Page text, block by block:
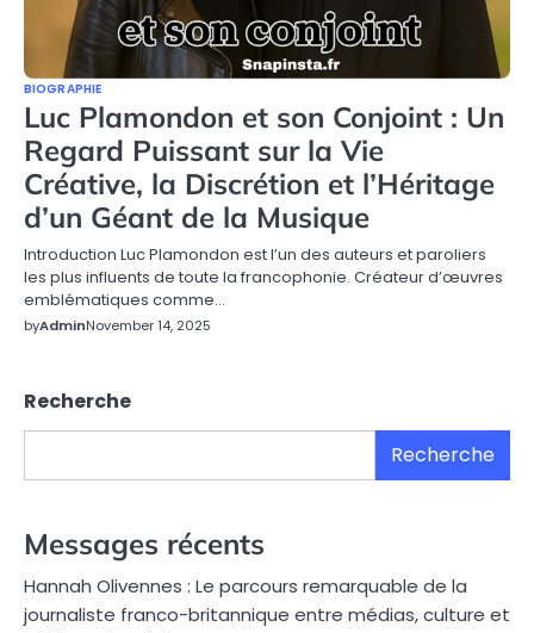
BIOGRAPHIE
Luc Plamondon et son Conjoint : Un
Regard Puissant sur la Vie
Créative, la Discrétion et l’Héritage
d’un Géant de la Musique
Introduction Luc Plamondon est l’un des auteurs et paroliers
les plus influents de toute la francophonie. Créateur d’œuvres
emblématiques comme…
byAdminNovember 14, 2025
Recherche
Recherche
Messages récents
Hannah Olivennes : Le parcours remarquable de la
journaliste franco-britannique entre médias, culture et